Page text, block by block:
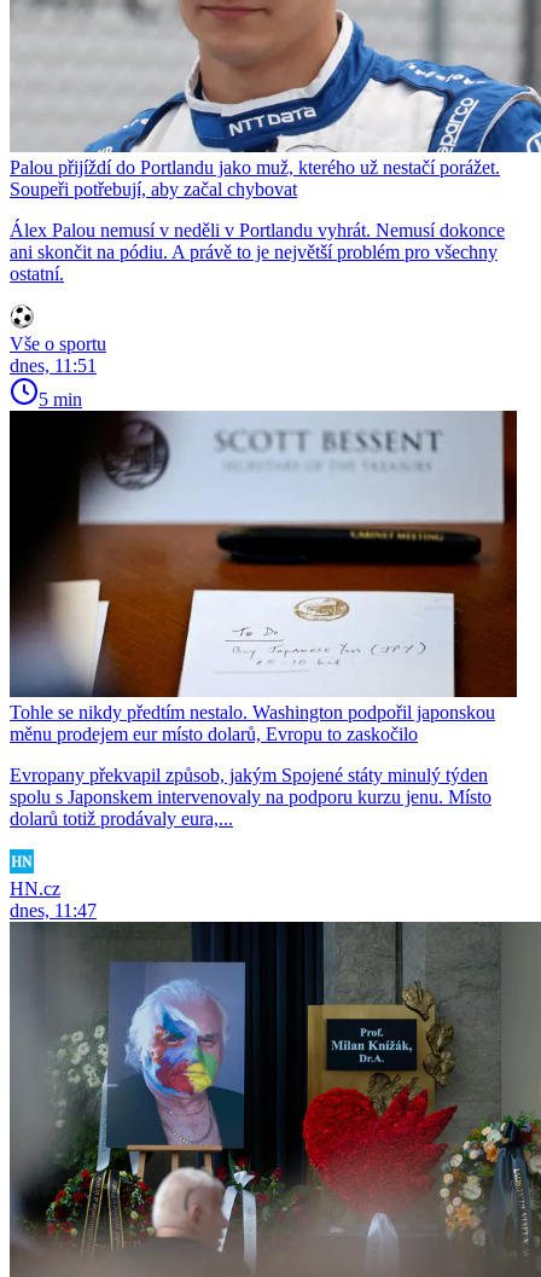
Palou přijíždí do Portlandu jako muž, kterého už nestačí porážet.
Soupeři potřebují, aby začal chybovat
Álex Palou nemusí v neděli v Portlandu vyhrát. Nemusí dokonce
ani skončit na pódiu. A právě to je největší problém pro všechny
ostatní.
Vše o sportu
dnes, 11:51
5 min
Tohle se nikdy předtím nestalo. Washington podpořil japonskou
měnu prodejem eur místo dolarů, Evropu to zaskočilo
Evropany překvapil způsob, jakým Spojené státy minulý týden
spolu s Japonskem intervenovaly na podporu kurzu jenu. Místo
dolarů totiž prodávaly eura,...
HN.cz
dnes, 11:47